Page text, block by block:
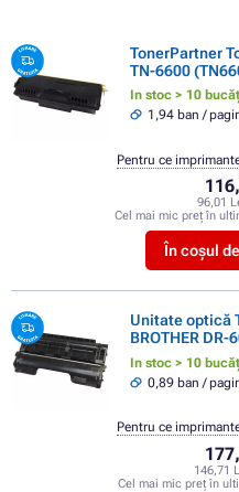
TonerPartner
TN-6600
In stoc > 10
1,94 ban /
96,01
Cel mai mic preț în
În coșul
Pentru ce
Unitate optică
BROTHER
In stoc > 10
0,89 ban /
146,71
Cel mai mic preț în
Pentru ce